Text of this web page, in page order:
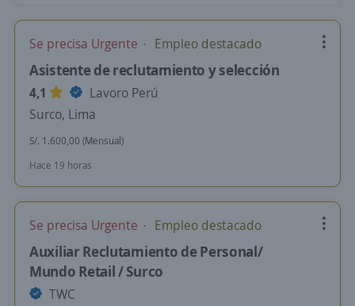
Se precisa Urgente Empleo destacado
Asistente de reclutamiento y selección
4,1
Lavoro Perú
Surco, Lima
S/. 1.600,00 (Mensual)
Hace 19 horas
Se precisa Urgente Empleo destacado
Auxiliar Reclutamiento de Personal/
Mundo Retail / Surco
TWC